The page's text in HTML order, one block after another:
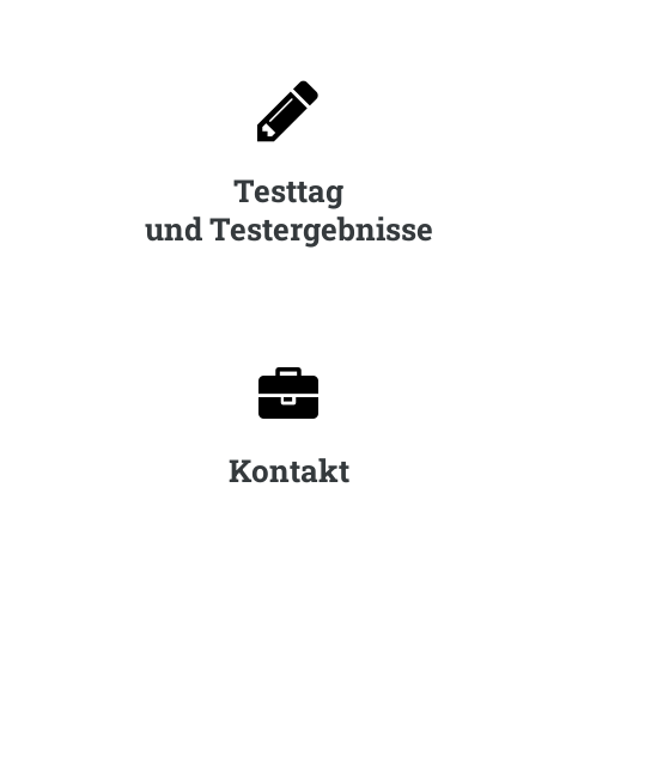

Testtag
und Testergebnisse

Kontakt